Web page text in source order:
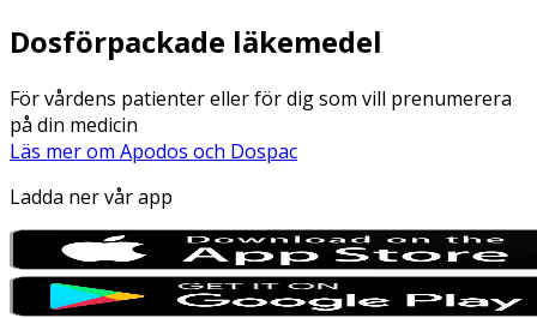
Dosförpackade läkemedel
För vårdens patienter eller för dig som vill prenumerera
på din medicin
Läs mer om Apodos och Dospac
Ladda ner vår app